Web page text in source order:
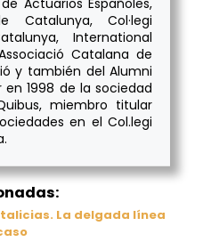
Actuarios Españoles,
Catalunya, Col·legi
International
Catalana de
y también del Alumni
en 1998 de la sociedad
miembro titular
en el Col.legi
La delgada línea